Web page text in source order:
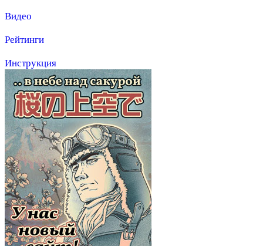
Видео
Рейтинги
Инструкция